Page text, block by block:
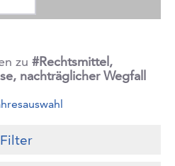
zu #Rechtsmittel,
nachträglicher Wegfall
Filter